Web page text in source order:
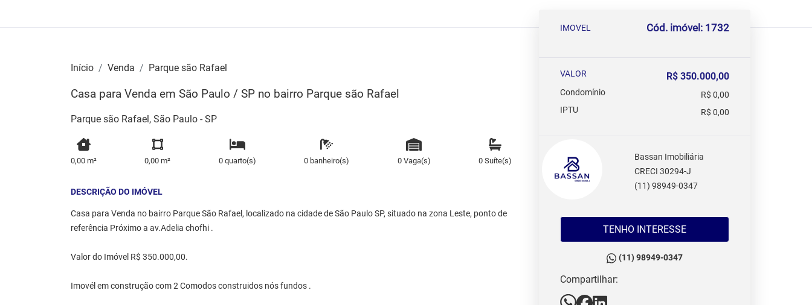
Início Venda Parque são Rafael
Casa para Venda em São Paulo / SP no bairro Parque são Rafael
Parque são Rafael, São Paulo - SP
0,00 m² 0,00 m² 0 quarto(s) 0 banheiro(s) 0 Vaga(s) 0 Suíte(s)
DESCRIÇÃO DO IMÓVEL
Casa para Venda no bairro Parque São Rafael, localizado na cidade de São Paulo SP, situado na zona Leste, ponto de
referência Próximo a av.Adelia chofhi .
Valor do Imóvel R$ 350.000,00.
Imovél em construção com 2 Comodos construidos nós fundos .
IMOVEL Cód. imóvel: 1732
VALOR R$ 350.000,00
Condomínio
R$ 0,00
IPTU
R$ 0,00
Bassan Imobiliária
CRECI 30294-J
(11) 98949-0347
TENHO INTERESSE
(11) 98949-0347
Compartilhar: